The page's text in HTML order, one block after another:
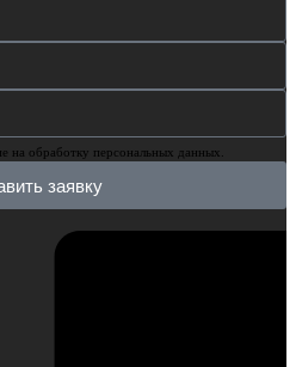
на обработку персональных данных.
заявку